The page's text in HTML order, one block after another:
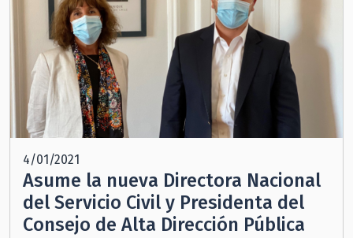
4/01/2021
Asume la nueva Directora Nacional
del Servicio Civil y Presidenta del
Consejo de Alta Dirección Pública